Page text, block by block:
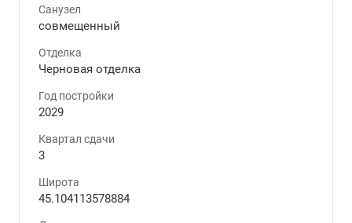
Санузел
совмещенный
Отделка
Черновая отделка
Год постройки
2029
Квартал сдачи
3
Широта
45.104113578884